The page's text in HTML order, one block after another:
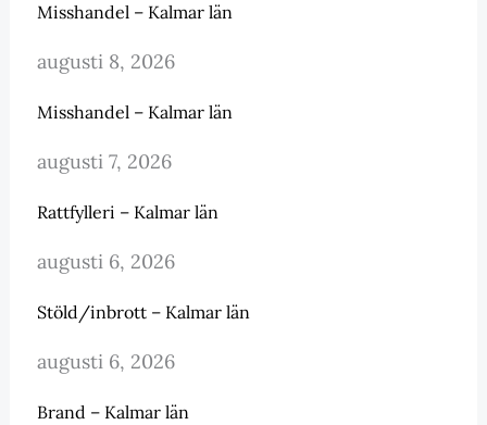
Misshandel – Kalmar län
augusti 8, 2026
Misshandel – Kalmar län
augusti 7, 2026
Rattfylleri – Kalmar län
augusti 6, 2026
Stöld/inbrott – Kalmar län
augusti 6, 2026
Brand – Kalmar län